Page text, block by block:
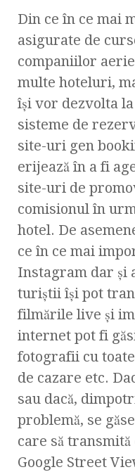
Din ce în ce mai
asigurate de
companiilor
multe hoteluri,
îşi vor dezvolta
sisteme de
site-uri gen
erijează în a fi
site-uri de
comisionul în
hotel. De
ce în ce mai
Instagram dar şi
turiştii îşi pot
filmările live şi
internet pot fi
fotografii cu
de cazare etc.
sau dacă,
problemă, se
care să
Google Street